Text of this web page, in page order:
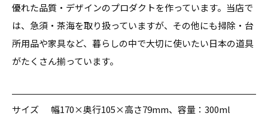
優れた品質・デザインのプロダクトを作っています。当店で
は、急須・茶海を取り扱っていますが、その他にも掃除・台
所用品や家具など、暮らしの中で大切に使いたい日本の道具
がたくさん揃っています。
サイズ 幅170×奥行105×高さ79mm、容量：300ml